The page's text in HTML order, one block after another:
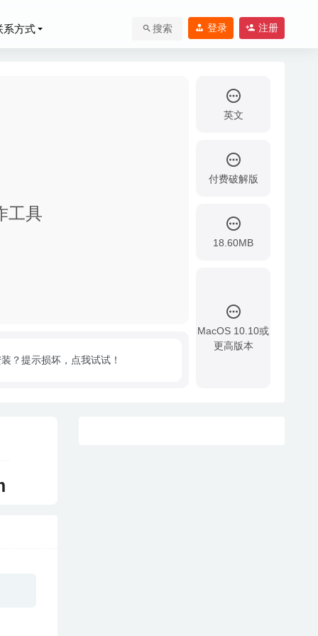
方式 搜索 登录 注册
工具
英文
付费破解版
18.60MB
MacOS 10.10或
更高版本
？提示损坏，点我试试！